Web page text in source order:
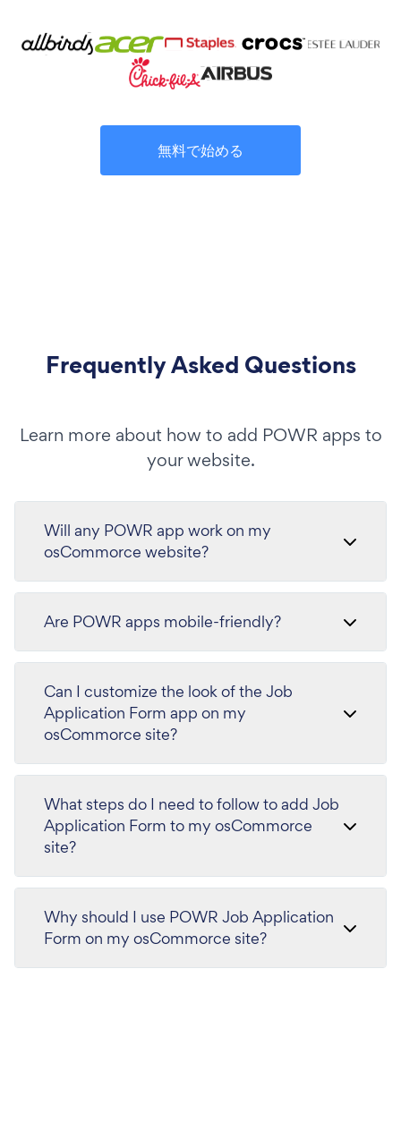
無料で始める
Frequently Asked Questions
Learn more about how to add POWR apps to
your website.
Will any POWR app work on my
osCommorce website?
Are POWR apps mobile-friendly?
Can I customize the look of the Job
Application Form app on my
osCommorce site?
What steps do I need to follow to add Job
Application Form to my osCommorce
site?
Why should I use POWR Job Application
Form on my osCommorce site?